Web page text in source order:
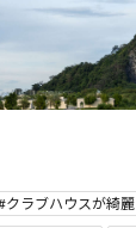
クラブハウスが綺麗